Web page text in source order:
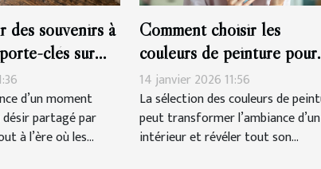
des souvenirs à
clés sur
d’un moment
partagé par
à l’ère où les...
Comment choisir les
couleurs de peinture pour
harmoniser votre espace ?
14 janvier 2026 11:56
La sélection des couleurs de
peut transformer l’ambiance d’un
intérieur et révéler tout son...